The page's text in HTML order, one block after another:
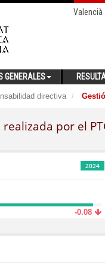
Valencià
GENERALES
directiva
por el
2024
-0.08